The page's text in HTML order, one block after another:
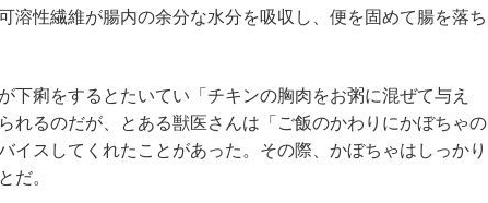
溶性繊維が腸内の余分な水分を吸収し、便を固めて腸を落ち
下痢をするとたいてい「チキンの胸肉をお粥に混ぜて与え
れるのだが、とある獣医さんは「ご飯のかわりにかぼちゃの
イスしてくれたことがあった。その際、かぼちゃはしっかり
だ。